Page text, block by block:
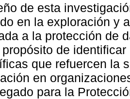
de esta
en la exploración y
a la protección de
de
que refuercen la
en
para la